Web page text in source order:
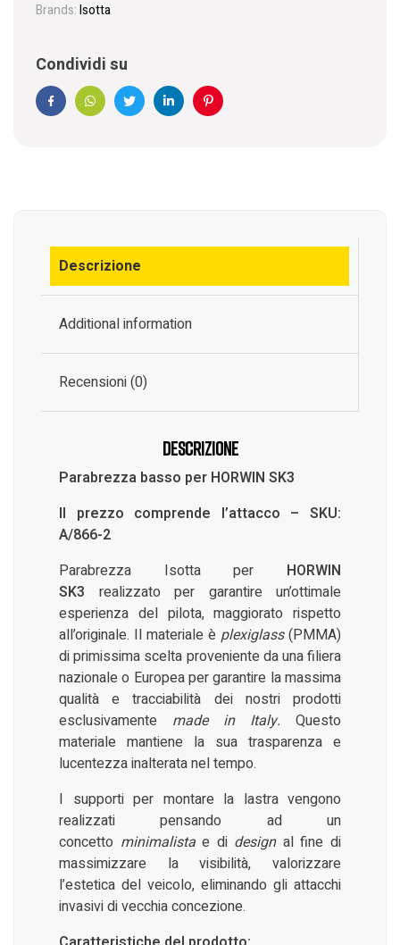
Brands:Isotta
Condividi su
FacebookWhatsAppTwitterLinkedinPinterest
Descrizione
Additional information
Recensioni (0)
Descrizione
Parabrezza basso per HORWIN SK3
Il prezzo comprende l’attacco – SKU:
A/866-2
Parabrezza Isotta per HORWIN
SK3 realizzato per garantire un’ottimale
esperienza del pilota, maggiorato rispetto
all’originale. Il materiale è plexiglass(PMMA)
di primissima scelta proveniente da una filiera
nazionale o Europea per garantire la massima
qualità e tracciabilità dei nostri prodotti
esclusivamente made in Italy. Questo
materiale mantiene la sua trasparenza e
lucentezza inalterata nel tempo.
I supporti per montare la lastra vengono
realizzati pensando ad un
concetto minimalistae di designal fine di
massimizzare la visibilità, valorizzare
l’estetica del veicolo, eliminando gli attacchi
invasivi di vecchia concezione.